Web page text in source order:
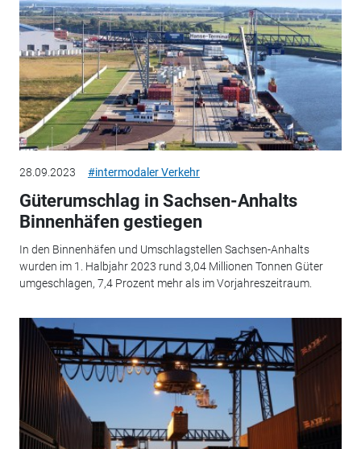
28.09.2023 #intermodaler Verkehr
Güterumschlag in Sachsen-Anhalts
Binnenhäfen gestiegen
In den Binnenhäfen und Umschlagstellen Sachsen-Anhalts
wurden im 1. Halbjahr 2023 rund 3,04 Millionen Tonnen Güter
umgeschlagen, 7,4 Prozent mehr als im Vorjahreszeitraum.